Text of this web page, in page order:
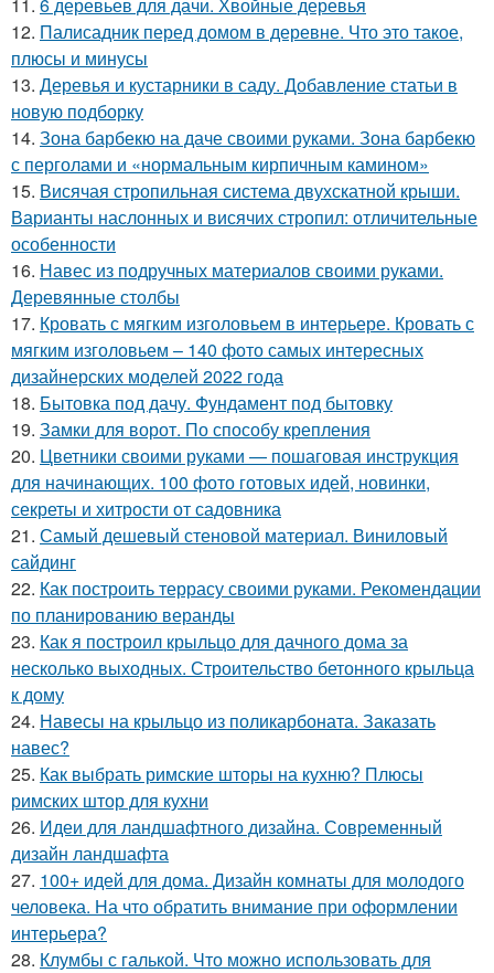
11. 6 деревьев для дачи. Хвойные деревья
12. Палисадник перед домом в деревне. Что это такое,
плюсы и минусы
13. Деревья и кустарники в саду. Добавление статьи в
новую подборку
14. Зона барбекю на даче своими руками. Зона барбекю
с перголами и «нормальным кирпичным камином»
15. Висячая стропильная система двухскатной крыши.
Варианты наслонных и висячих стропил: отличительные
особенности
16. Навес из подручных материалов своими руками.
Деревянные столбы
17. Кровать с мягким изголовьем в интерьере. Кровать с
мягким изголовьем – 140 фото самых интересных
дизайнерских моделей 2022 года
18. Бытовка под дачу. Фундамент под бытовку
19. Замки для ворот. По способу крепления
20. Цветники своими руками — пошаговая инструкция
для начинающих. 100 фото готовых идей, новинки,
секреты и хитрости от садовника
21. Самый дешевый стеновой материал. Виниловый
сайдинг
22. Как построить террасу своими руками. Рекомендации
по планированию веранды
23. Как я построил крыльцо для дачного дома за
несколько выходных. Строительство бетонного крыльца
к дому
24. Навесы на крыльцо из поликарбоната. Заказать
навес?
25. Как выбрать римские шторы на кухню? Плюсы
римских штор для кухни
26. Идеи для ландшафтного дизайна. Современный
дизайн ландшафта
27. 100+ идей для дома. Дизайн комнаты для молодого
человека. На что обратить внимание при оформлении
интерьера?
28. Клумбы с галькой. Что можно использовать для